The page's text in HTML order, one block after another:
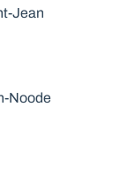
Jean
Noode